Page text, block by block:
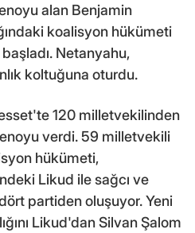
alan Benjamin
koalisyon hükümeti
Netanyahu,
koltuğuna oturdu.
120 milletvekilinden
verdi. 59 milletvekili
hükümeti,
Likud ile sağcı ve
partiden oluşuyor. Yeni
Likud'dan Silvan Şalom